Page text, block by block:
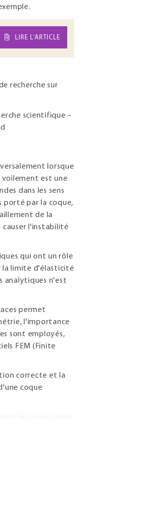
LIRE L’ARTICLE
recherche sur
scientifique –
lorsque
est une
dans les sens
porté par la coque,
de la
causer l'instabilité
qui ont un rôle
la limite d'élasticité
analytiques n'est
permet
l'importance
sont employés,
FEM (Finite
correcte et la
coque